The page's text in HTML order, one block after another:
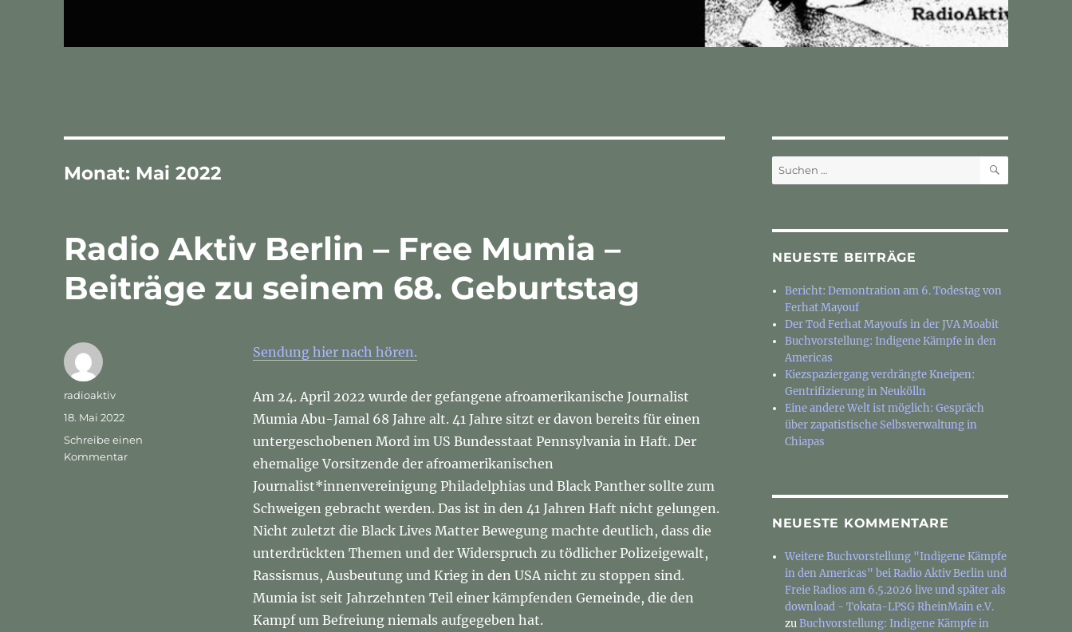
Monat: Mai 2022
Radio Aktiv Berlin – Free Mumia –
Beiträge zu seinem 68. Geburtstag
Sendung hier nach hören.
Am 24. April 2022 wurde der gefangene afroamerikanische Journalist
Mumia Abu-Jamal 68 Jahre alt. 41 Jahre sitzt er davon bereits für einen
untergeschobenen Mord im US Bundesstaat Pennsylvania in Haft. Der
ehemalige Vorsitzende der afroamerikanischen
Journalist*innenvereinigung Philadelphias und Black Panther sollte zum
Schweigen gebracht werden. Das ist in den 41 Jahren Haft nicht gelungen.
Nicht zuletzt die Black Lives Matter Bewegung machte deutlich, dass die
unterdrückten Themen und der Widerspruch zu tödlicher Polizeigewalt,
Rassismus, Ausbeutung und Krieg in den USA nicht zu stoppen sind.
Mumia ist seit Jahrzehnten Teil einer kämpfenden Gemeinde, die den
Kampf um Befreiung niemals aufgegeben hat.
Autor
radioaktiv
Veröffentlicht
am
18. Mai 2022
Schreibe einen
Kommentarzu
Suchen
nach:
SUCHEN
NEUESTE BEITRÄGE
Bericht: Demontration am 6. Todestag von
Ferhat Mayouf
Der Tod Ferhat Mayoufs in der JVA Moabit
Buchvorstellung: Indigene Kämpfe in den
Americas
Kiezspaziergang verdrängte Kneipen:
Gentrifizierung in Neukölln
Eine andere Welt ist möglich: Gespräch
über zapatistische Selbsverwaltung in
Chiapas
NEUESTE KOMMENTARE
Weitere Buchvorstellung "Indigene Kämpfe
in den Americas" bei Radio Aktiv Berlin und
Freie Radios am 6.5.2026 live und später als
download - Tokata-LPSG RheinMain e.V.
zuBuchvorstellung: Indigene Kämpfe in